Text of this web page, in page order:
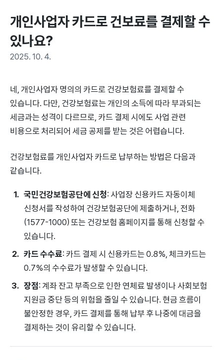
개인사업자 카드로 건보료를 결제할 수
있나요?
2025. 10. 4.
네, 개인사업자 명의의 카드로 건강보험료를 결제할 수
있습니다. 다만, 건강보험료는 개인의 소득에 따라 부과되는
세금과는 성격이 다르므로, 카드 결제 시에도 사업 관련
비용으로 처리되어 세금 공제를 받는 것은 어렵습니다.
건강보험료를 개인사업자 카드로 납부하는 방법은 다음과
같습니다.
국민건강보험공단에 신청: 사업장 신용카드 자동이체
신청서를 작성하여 건강보험공단에 제출하거나, 전화
(1577-1000) 또는 건강보험 홈페이지를 통해 신청할 수
있습니다.
카드 수수료: 카드 결제 시 신용카드는 0.8%, 체크카드는
0.7%의 수수료가 발생할 수 있습니다.
장점: 계좌 잔고 부족으로 인한 연체료 발생이나 사회보험
지원금 중단 등의 위험을 줄일 수 있습니다. 현금 흐름이
불안정한 경우, 카드 결제를 통해 납부 후 나중에 대금을
결제하는 것이 유리할 수 있습니다.